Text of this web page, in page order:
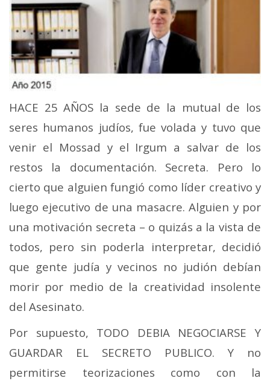
HACE 25 AÑOS la sede de la mutual de los
seres humanos judíos, fue volada y tuvo que
venir el Mossad y el Irgum a salvar de los
restos la documentación. Secreta. Pero lo
cierto que alguien fungió como líder creativo y
luego ejecutivo de una masacre. Alguien y por
una motivación secreta – o quizás a la vista de
todos, pero sin poderla interpretar, decidió
que gente judía y vecinos no judión debían
morir por medio de la creatividad insolente
del Asesinato.
Por supuesto, TODO DEBIA NEGOCIARSE Y
GUARDAR EL SECRETO PUBLICO. Y no
permitirse teorizaciones como con la